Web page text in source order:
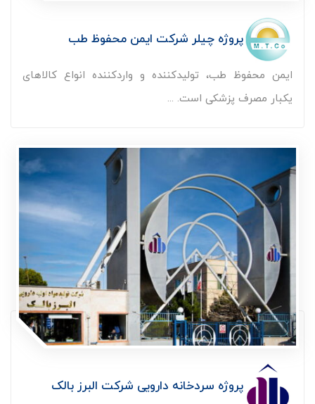
پروژه چیلر شرکت ایمن محفوظ طب
ایمن محفوظ طب، تولیدکننده و واردکننده انواع کالاهای
یکبار مصرف پزشکی است. ...
پروژه سردخانه دارویی شرکت البرز بالک